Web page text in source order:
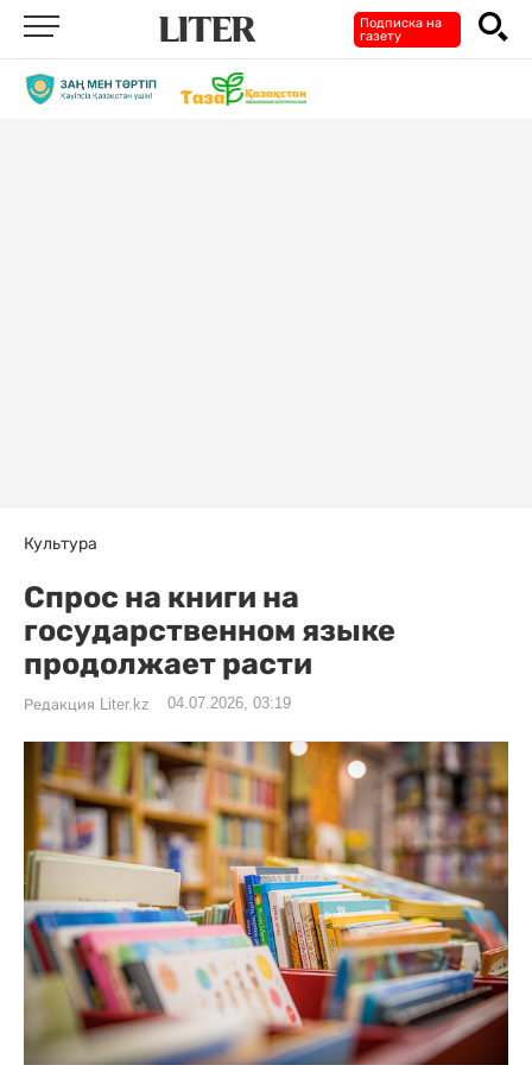
Подписка на
газету
Культура
Спрос на книги на
государственном языке
продолжает расти
Редакция Liter.kz 04.07.2026, 03:19